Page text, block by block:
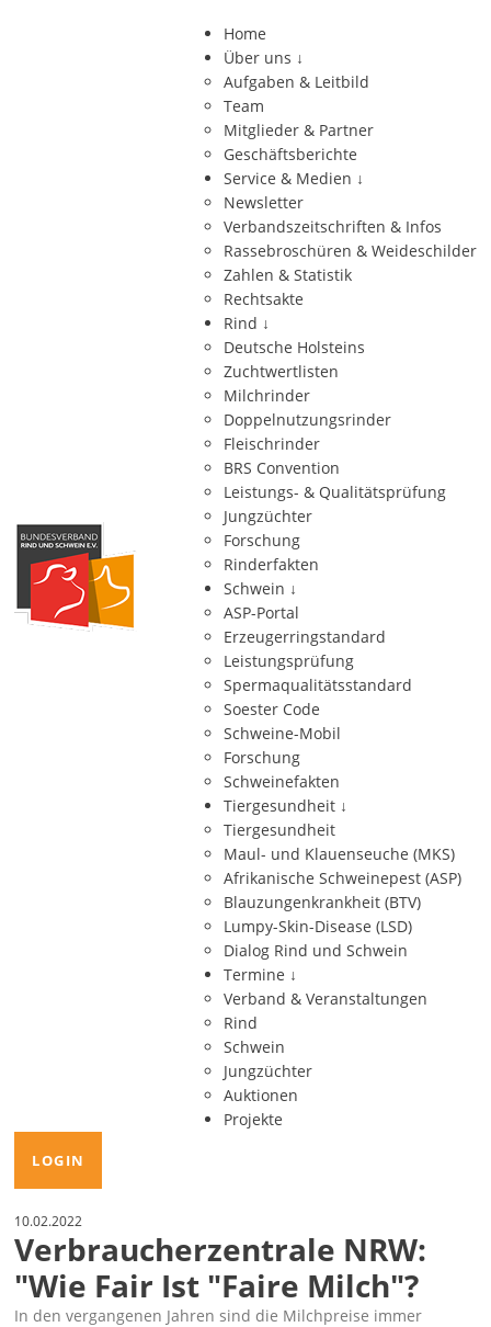
Home
Über uns ↓
Aufgaben & Leitbild
Team
Mitglieder & Partner
Geschäftsberichte
Service & Medien ↓
Newsletter
Verbandszeitschriften & Infos
Rassebroschüren & Weideschilder
Zahlen & Statistik
Rechtsakte
Rind ↓
Deutsche Holsteins
Zuchtwertlisten
Milchrinder
Doppelnutzungsrinder
Fleischrinder
BRS Convention
Leistungs- & Qualitätsprüfung
Jungzüchter
Forschung
Rinderfakten
Schwein ↓
ASP-Portal
Erzeugerringstandard
Leistungsprüfung
Spermaqualitätsstandard
Soester Code
Schweine-Mobil
Forschung
Schweinefakten
Tiergesundheit ↓
Tiergesundheit
Maul- und Klauenseuche (MKS)
Afrikanische Schweinepest (ASP)
Blauzungenkrankheit (BTV)
Lumpy-Skin-Disease (LSD)
Dialog Rind und Schwein
Termine ↓
Verband & Veranstaltungen
Rind
Schwein
Jungzüchter
Auktionen
Projekte
LOGIN
10.02.2022
Verbraucherzentrale NRW:
"Wie Fair Ist "faire Milch"?
In den vergangenen Jahren sind die Milchpreise immer